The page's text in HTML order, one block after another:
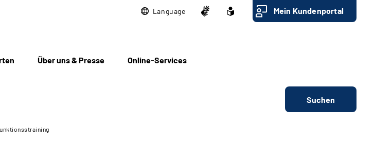
Language Mein Kundenportal
Über uns & Presse Online-Services
Suchen